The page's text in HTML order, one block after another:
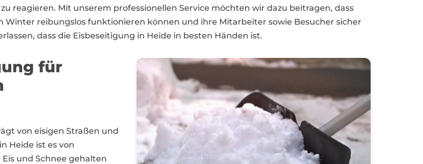
reagieren. Mit unserem professionellen Service möchten wir dazu beitragen, dass
reibungslos funktionieren können und ihre Mitarbeiter sowie Besucher sicher
dass die Eisbeseitigung in Heide in besten Händen ist.
für
von eisigen Straßen und
Heide ist es von
und Schnee gehalten